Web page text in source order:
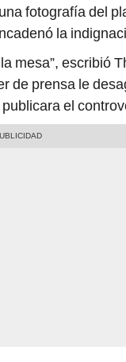
fotografía del
la
mesa”, escribió
de prensa le
el